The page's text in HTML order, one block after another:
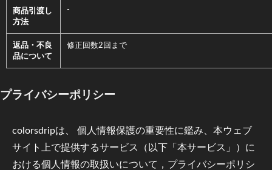
商品引渡し
方法
-
返品・不良
品について
修正回数2回まで
プライバシーポリシー
colorsdripは、 個人情報保護の重要性に鑑み、本ウェブ
サイト上で提供するサービス（以下「本サービス」）に
おける個人情報の取扱いについて，プライバシーポリシ